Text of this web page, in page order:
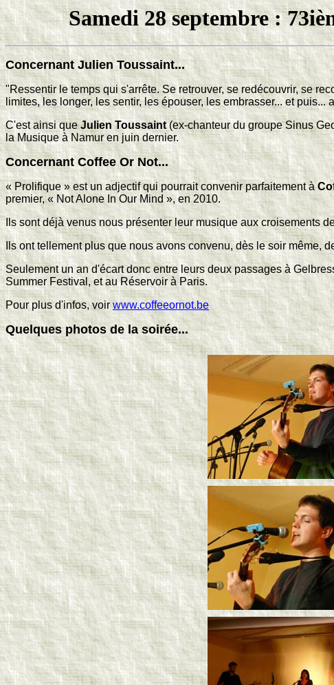
Samedi 28 septembre :
Concernant Julien Toussaint...
"Ressentir le temps qui s'arrête. Se retrouver, se redécouvrir, se
limites, les longer, les sentir, les épouser, les embrasser... et puis...
C'est ainsi queJulien Toussaint(ex-chanteur du groupe Sinus
la Musique à Namur en juin dernier.
Concernant Coffee Or Not...
« Prolifique » est un adjectif qui pourrait convenir parfaitement à
premier, « Not Alone In Our Mind », en 2010.
Ils sont déjà venus nous présenter leur musique aux croisements
ls ont tellement plus que nous avons convenu, dès le soir même,
Seulement un an d'écart donc entre leurs deux passages à
Summer Festival, et au Réservoir à Paris.
Pour plus d'infos, voirwww.coffeeornot.be
Quelques photos de la soirée...